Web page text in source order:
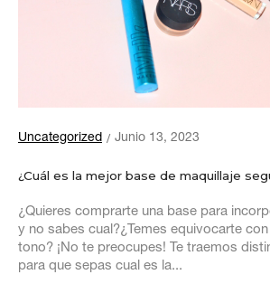
Uncategorized Junio 13, 2023
¿Cuál es la mejor base de maquillaje
¿Quieres comprarte una base para
y no sabes cual?¿Temes equivocarte
tono? ¡No te preocupes! Te traemos
para que sepas cual es la...